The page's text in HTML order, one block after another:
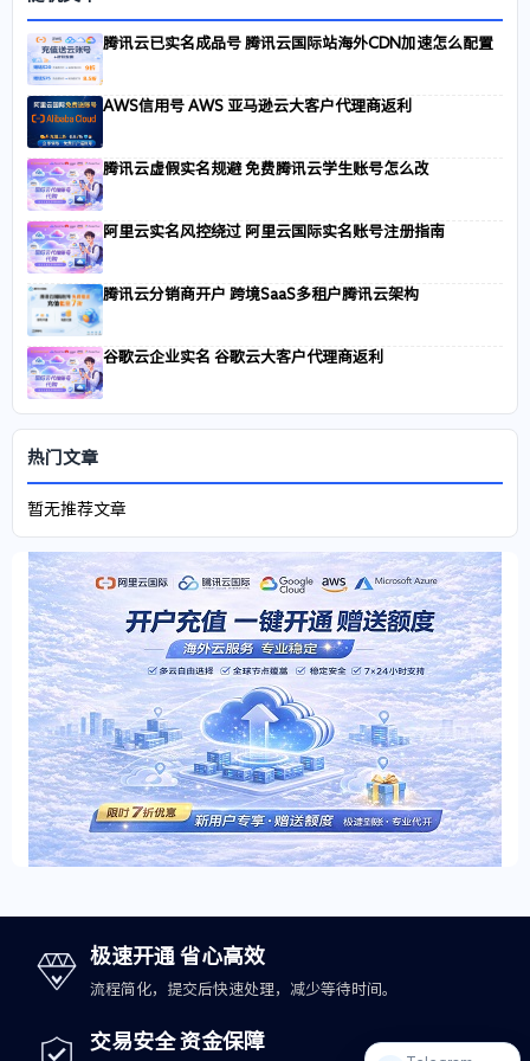
腾讯云已实名成品号 腾讯云国际站海外CDN加速怎么配置
AWS信用号 AWS 亚马逊云大客户代理商返利
腾讯云虚假实名规避 免费腾讯云学生账号怎么改
阿里云实名风控绕过 阿里云国际实名账号注册指南
腾讯云分销商开户 跨境SaaS多租户腾讯云架构
谷歌云企业实名 谷歌云大客户代理商返利
热门文章
暂无推荐文章
极速开通 省心高效
流程简化，提交后快速处理，减少等待时间。
交易安全 资金保障